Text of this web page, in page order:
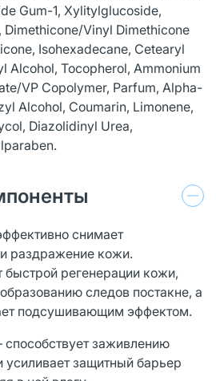
Gum-1, Xylitylglucoside,
Vinyl Dimethicone
Isohexadecane, Cetearyl
Alcohol, Tocopherol, Ammonium
VP Copolymer, Parfum, Alpha-
Alcohol, Coumarin, Limonene,
Diazolidinyl Urea,
снимает
раздражение кожи.
быстрой регенерации кожи,
следов постакне, а
подсушивающим эффектом.
способствует заживлению
усиливает защитный барьер